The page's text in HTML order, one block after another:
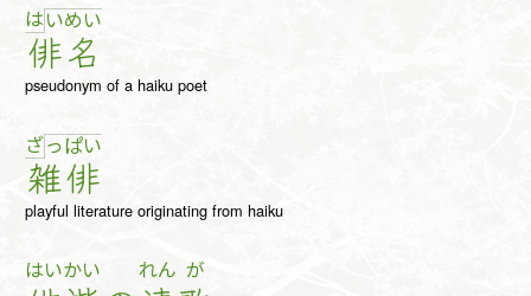
は い
俳
め い
名
pseudonym of a haiku poet
ざっ
雑
ぱい
俳
playful literature originating from haiku
はいかい れん が